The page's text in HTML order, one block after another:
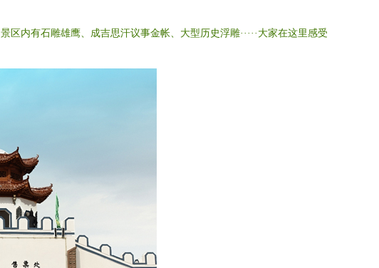
景区内有石雕雄鹰、成吉思汗议事金帐、大型历史浮雕·····大家在这里感受